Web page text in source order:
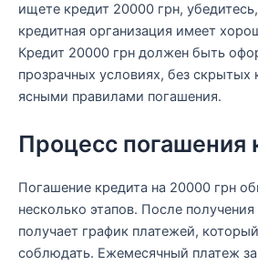
ищете кредит 20000 грн,
кредитная организация имеет
Кредит 20000 грн должен быть
прозрачных условиях, без скрытых
ясными правилами погашения.
Процесс погашения
Погашение кредита на 20000 грн
несколько этапов. После
получает график платежей,
соблюдать. Ежемесячный платеж